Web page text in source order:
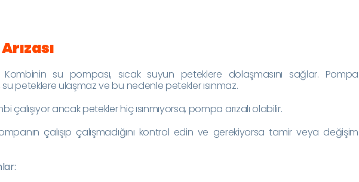
Kombinin su pompası, sıcak suyun peteklere dolaşmasını sağlar. Pompa
su peteklere ulaşmaz ve bu nedenle petekler ısınmaz.
çalışıyor ancak petekler hiç ısınmıyorsa, pompa arızalı olabilir.
çalışıp çalışmadığını kontrol edin ve gerekiyorsa tamir veya değişim